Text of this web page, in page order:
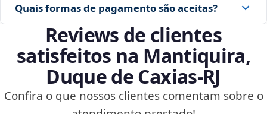
Quais formas de pagamento são aceitas?
Reviews de clientes
satisfeitos na Mantiquira,
Duque de Caxias‑RJ
Confira o que nossos clientes comentam sobre o